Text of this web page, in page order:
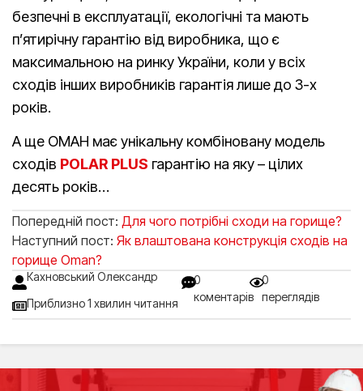
безпечні в експлуатації, екологічні та мають
п’ятирічну гарантію від виробника, що є
максимальною на ринку України, коли у всіх
сходів інших виробників гарантія лише до 3-х
років.
А ще ОМАН має унікальну комбіновану модель
сходів POLAR PLUS гарантію на яку – цілих
десять років…
Попередній пост: Для чого потрібні сходи на горище?
Наступний пост: Як влаштована конструкція сходів на
горище Oman?
Кахновський Олександр
Приблизно 1 хвилин читання
0
коментарів
0
переглядів